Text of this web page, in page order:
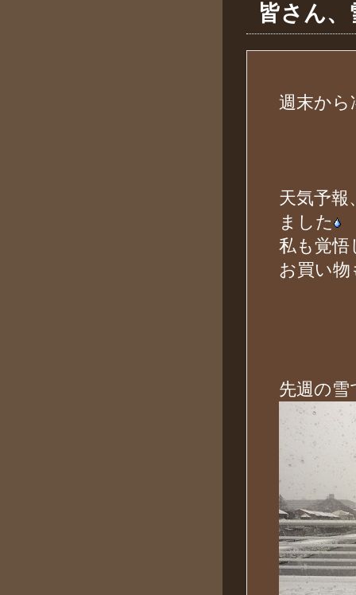
皆さん
週末から
天気予
ました
私も覚
お買い
先週の